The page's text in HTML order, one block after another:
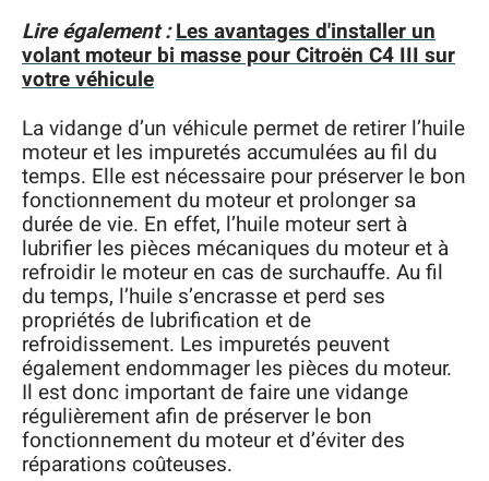
Lire également :Les avantages d'installer un
volant moteur bi masse pour Citroën C4 III sur
votre véhicule
La vidange d’un véhicule permet de retirer l’huile
moteur et les impuretés accumulées au fil du
temps. Elle est nécessaire pour préserver le bon
fonctionnement du moteur et prolonger sa
durée de vie. En effet, l’huile moteur sert à
lubrifier les pièces mécaniques du moteur et à
refroidir le moteur en cas de surchauffe. Au fil
du temps, l’huile s’encrasse et perd ses
propriétés de lubrification et de
refroidissement. Les impuretés peuvent
également endommager les pièces du moteur.
Il est donc important de faire une vidange
régulièrement afin de préserver le bon
fonctionnement du moteur et d’éviter des
réparations coûteuses.